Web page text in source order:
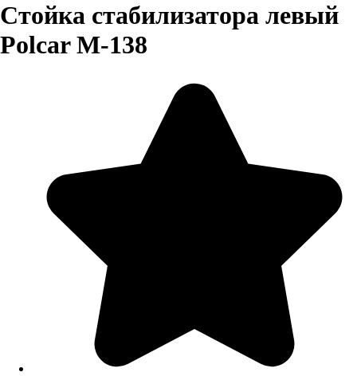
Стойка стабилизатора левый
Polcar M-138